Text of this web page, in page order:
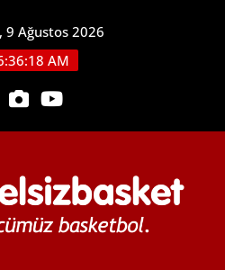
9 Ağustos 2026
AM